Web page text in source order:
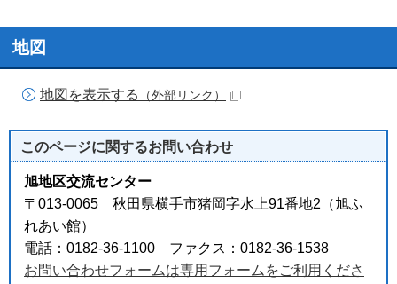
地図
地図を表示する （外部リンク）
このページに関するお問い合わせ
旭地区交流センター
〒013-0065 秋田県横手市猪岡字水上91番地2（旭ふ
れあい館）
電話：0182-36-1100 ファクス：0182-36-1538
お問い合わせフォームは専用フォームをご利用くださ